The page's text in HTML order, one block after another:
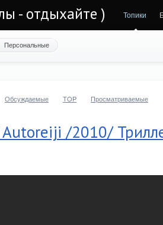
- отдыхайте ) Топики
Персональные
Обсуждаемые TOP Просматриваемые
Autoreiji /2010/